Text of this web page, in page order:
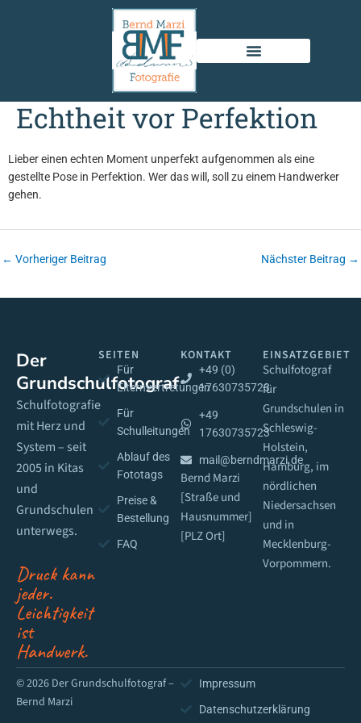
Echtheit vor Perfektion
Lieber einen echten Moment unperfekt aufgenommen als eine
gestellte Pose in Perfektion. Wer das will, soll zu einem Handwerker
gehen.
← Vorheriger Beitrag Nächster Beitrag →
Der
Grundschulfotograf
Schulfotografie
mit Herz und
System – seit
2005 in Kitas
und
Grundschulen
unterwegs.
Druck kann
jeder.
Leichtigkeit
ist
Handwerk.
SEITEN
Für
Elternvertretungen
Für
Schulleitungen
Ablauf des
Fototags
Preise &
Bestellung
FAQ
KONTAKT
+49 (0)
17630735723
+49
17630735723
mail@berndmarzi.de
Bernd Marzi
[Straße und
Hausnummer]
[PLZ Ort]
EINSATZGEBIET
Schulfotograf
für
Grundschulen in
Schleswig-
Holstein,
Hamburg, im
nördlichen
Niedersachsen
und in
Mecklenburg-
Vorpommern.
© 2026 Der Grundschulfotograf –
Bernd Marzi
Impressum
Datenschutzerklärung